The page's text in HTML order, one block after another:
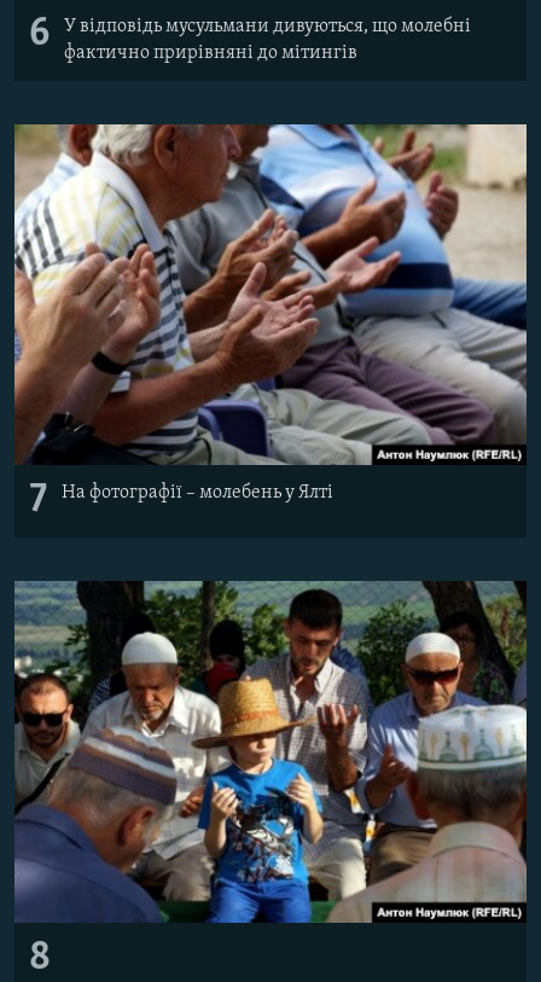
6
У відповідь мусульмани дивуються, що молебні
фактично прирівняні до мітингів
7 На фотографії – молебень у Ялті
8